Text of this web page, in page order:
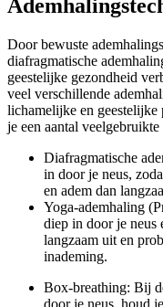
Door bewuste
diafragmatische
geestelijke gezondheid
veel verschillende
lichamelijke en
je een aantal
Diafragmatische
in door je neus,
en adem dan
Yoga-ademhaling
diep in door je neus
langzaam uit en
inademing.
Box-breathing: Bij